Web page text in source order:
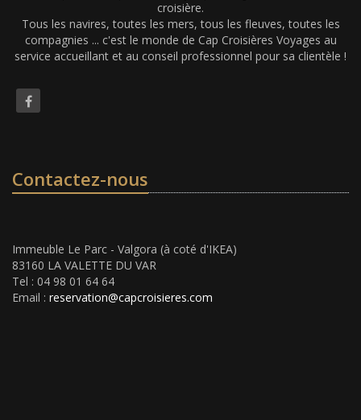
croisière.
Tous les navires, toutes les mers, tous les fleuves, toutes les
compagnies ... c'est le monde de Cap Croisières Voyages au
service accueillant et au conseil professionnel pour sa clientèle !
Contactez-nous
Immeuble Le Parc - Valgora (à coté d'IKEA)
83160 LA VALETTE DU VAR
Tel : 04 98 01 64 64
Email : reservation@capcroisieres.com